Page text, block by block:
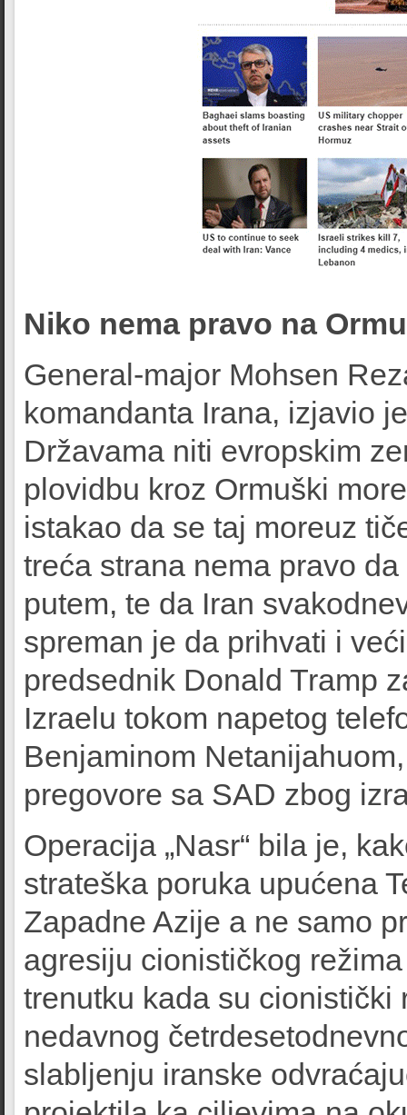
Niko nema pravo na
General-major Mohsen
komandanta Irana, izjavio
Državama niti evropskim
plovidbu kroz Ormuški
istakao da se taj moreuz
treća strana nema pravo
putem, te da Iran
spreman je da prihvati i
predsednik Donald Tramp
Izraelu tokom napetog
Benjaminom
pregovore sa SAD zbog
Operacija „Nasr“ bila je,
strateška poruka upućena
Zapadne Azije a ne samo
agresiju cionističkog
trenutku kada su
nedavnog
slabljenju iranske